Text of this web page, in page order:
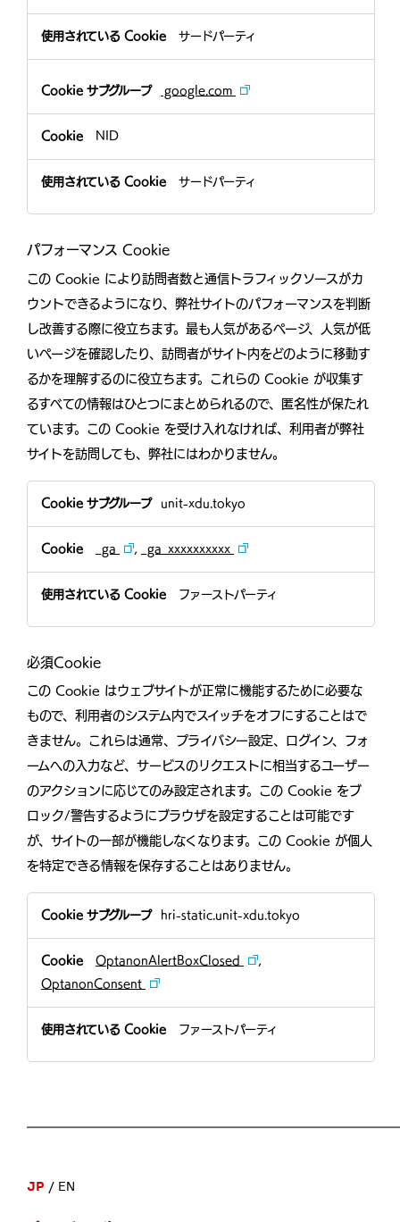
グ
Cookie
サードパーティ
google.com
NID
サードパーティ
パフォーマンス Cookie
この Cookie により訪問者数と通信トラフィックソースがカ
ウントできるようになり、弊社サイトのパフォーマンスを判断
し改善する際に役立ちます。最も人気があるページ、人気が低
いページを確認したり、訪問者がサイト内をどのように移動す
るかを理解するのに役立ちます。これらの Cookie が収集す
るすべての情報はひとつにまとめられるので、匿名性が保たれ
ています。この Cookie を受け入れなければ、利用者が弊社
サイトを訪問しても、弊社にはわかりません。
ォ
unit-xdu.tokyo
_ga _ga_xxxxxxxxxx
ファーストパーティ
必須Cookie
この Cookie はウェブサイトが正常に機能するために必要な
もので、利用者のシステム内でスイッチをオフにすることはで
きません。これらは通常、プライバシー設定、ログイン、フォ
ームへの入力など、サービスのリクエストに相当するユーザー
のアクションに応じてのみ設定されます。この Cookie をブ
ロック/警告するようにブラウザを設定することは可能です
が、サイトの一部が機能しなくなります。この Cookie が個人
を特定できる情報を保存することはありません。
Cookie
hri-static.unit-xdu.tokyo
OptanonAlertBoxClosed
,
OptanonConsent
ファーストパーティ
JP
EN